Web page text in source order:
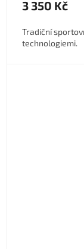
3 350 Kč
Tradiční
technologiemi.